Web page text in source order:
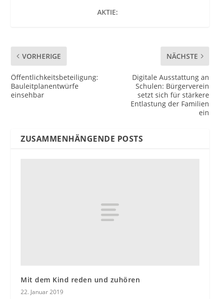
AKTIE:
VORHERIGE
Öffentlichkeitsbeteiligung:
Bauleitplanentwürfe
einsehbar
NÄCHSTE
Digitale Ausstattung an
Schulen: Bürgerverein
setzt sich für stärkere
Entlastung der Familien
ein
ZUSAMMENHÄNGENDE POSTS
Mit dem Kind reden und zuhören
22. Januar 2019